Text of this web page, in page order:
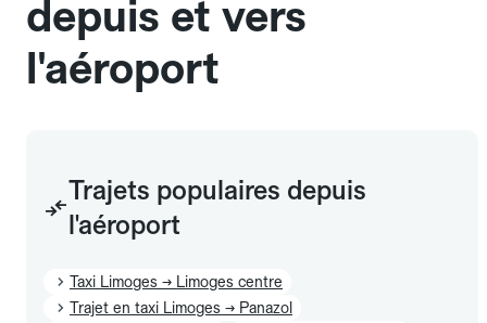
depuis et vers
l'aéroport
Trajets populaires depuis
l'aéroport
Taxi Limoges → Limoges centre
Trajet en taxi Limoges → Panazol